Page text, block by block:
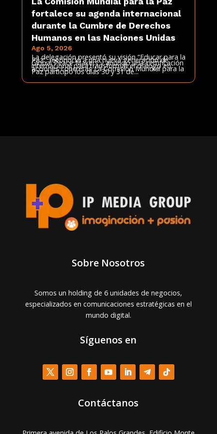
fortalece su agenda internacional
durante la Cumbre de Derechos
Humanos en las Naciones Unidas
Ago 5, 2026
La delegación presentó su visión “Educar para la
Paz”, reconoció a una nueva generación de
Global Peace Makers y anunció una certificación
internacional para transformar el diálogo en
acciones concretas La Comisión Mundial para la
Paz participó los días 30 y 31 de...
Sobre Nosotros
Somos un holding de 6 unidades de negocios,
especializados en comunicaciones estratégicas en el
mundo digital.
Síguenos en
Contáctanos